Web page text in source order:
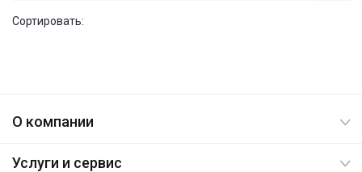
Сортировать:
О компании
Услуги и сервис